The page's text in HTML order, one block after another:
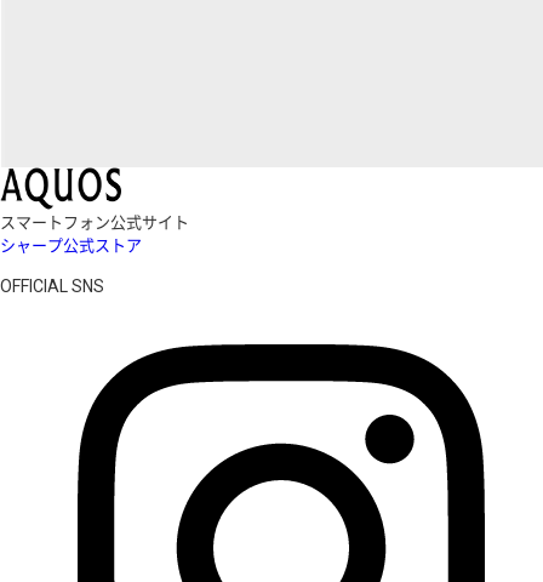
スマートフォン公式サイト
シャープ公式ストア
OFFICIAL SNS